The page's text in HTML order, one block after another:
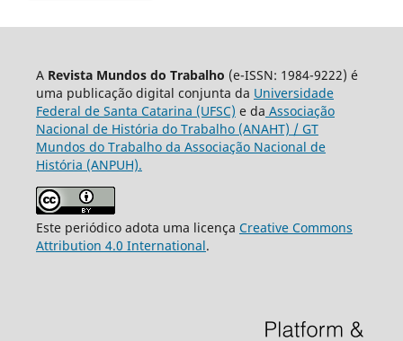
A Revista Mundos do Trabalho (e-ISSN: 1984-9222) é
uma publicação digital conjunta da Universidade
Federal de Santa Catarina (UFSC) e da Associação
Nacional de História do Trabalho (ANAHT) / GT
Mundos do Trabalho da Associação Nacional de
História (ANPUH).
Este periódico adota uma licença Creative Commons
Attribution 4.0 International.